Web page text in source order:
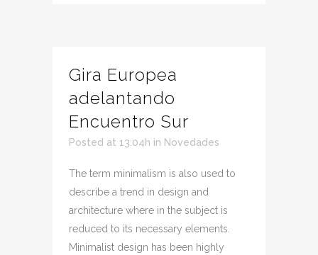
Gira Europea
adelantando
Encuentro Sur
Posted at 13:04h in Novedades
The term minimalism is also used to
describe a trend in design and
architecture where in the subject is
reduced to its necessary elements.
Minimalist design has been highly